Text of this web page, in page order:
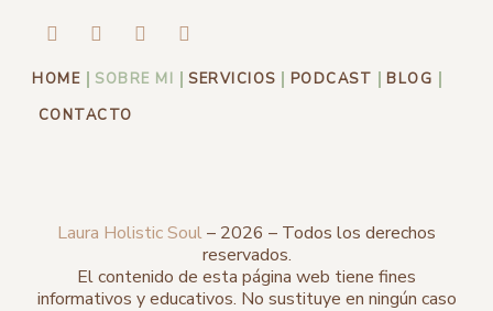
n
s
a
g
r
o
u
u
b
e
a
c
b
i
n
HOME SOBRE MI SERVICIOS PODCAST
BLOG
CONTACTO
Laura Holistic Soul– 2026 – Todos los derechos
reservados.
El contenido de esta página web tiene fines
informativos y educativos. No sustituye en ningún caso